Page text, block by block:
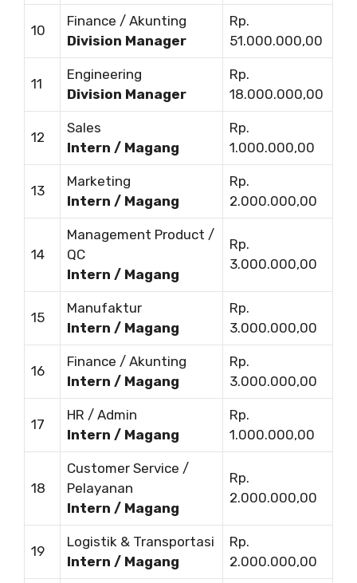
10
Finance / Akunting
Division Manager
Rp.
51.000.000,00
11
Engineering
Division Manager
Rp.
18.000.000,00
12
Sales
Intern / Magang
Rp.
1.000.000,00
13
Marketing
Intern / Magang
Rp.
2.000.000,00
14
Management Product /
QC
Intern / Magang
Rp.
3.000.000,00
15
Manufaktur
Intern / Magang
Rp.
3.000.000,00
16
Finance / Akunting
Intern / Magang
Rp.
3.000.000,00
17
HR / Admin
Intern / Magang
Rp.
1.000.000,00
18
Customer Service /
Pelayanan
Intern / Magang
Rp.
2.000.000,00
19
Logistik & Transportasi
Intern / Magang
Rp.
2.000.000,00